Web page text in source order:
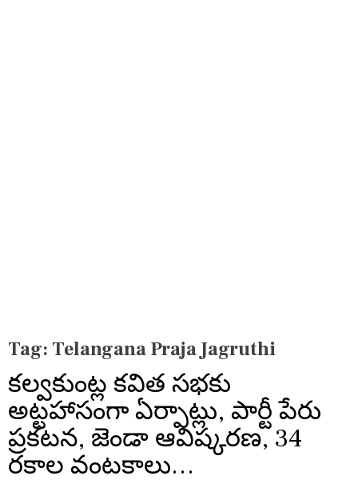
Tag: Telangana Praja Jagruthi
కల్వకుంట్ల కవిత సభకు
అట్టహాసంగా ఏర్పాట్లు, పార్టీ పేరు
ప్రకటన, జెండా ఆవిష్కరణ, 34
రకాల వంటకాలు…